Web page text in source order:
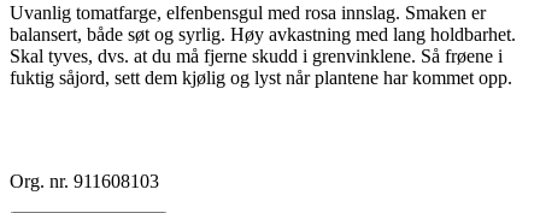
Uvanlig tomatfarge, elfenbensgul med rosa innslag. Smaken er
balansert, både søt og syrlig. Høy avkastning med lang holdbarhet.
Skal tyves, dvs. at du må fjerne skudd i grenvinklene. Så frøene i
fuktig såjord, sett dem kjølig og lyst når plantene har kommet opp.
Org. nr. 911608103